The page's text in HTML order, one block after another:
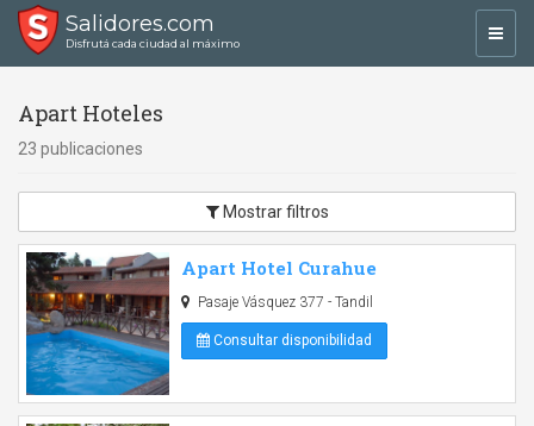
Salidores.com
Disfrutá cada ciudad al máximo
Apart Hoteles
23 publicaciones
Mostrar filtros
Apart Hotel Curahue
Pasaje Vásquez 377 - Tandil
Consultar disponibilidad